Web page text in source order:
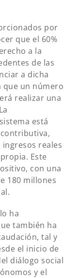
por
que el 60%
a la
de las
a dicha
que un número
realizar una
está
reales
Este
con una
180 millones
ha
también ha
tal y
el inicio de
diálogo social
y el